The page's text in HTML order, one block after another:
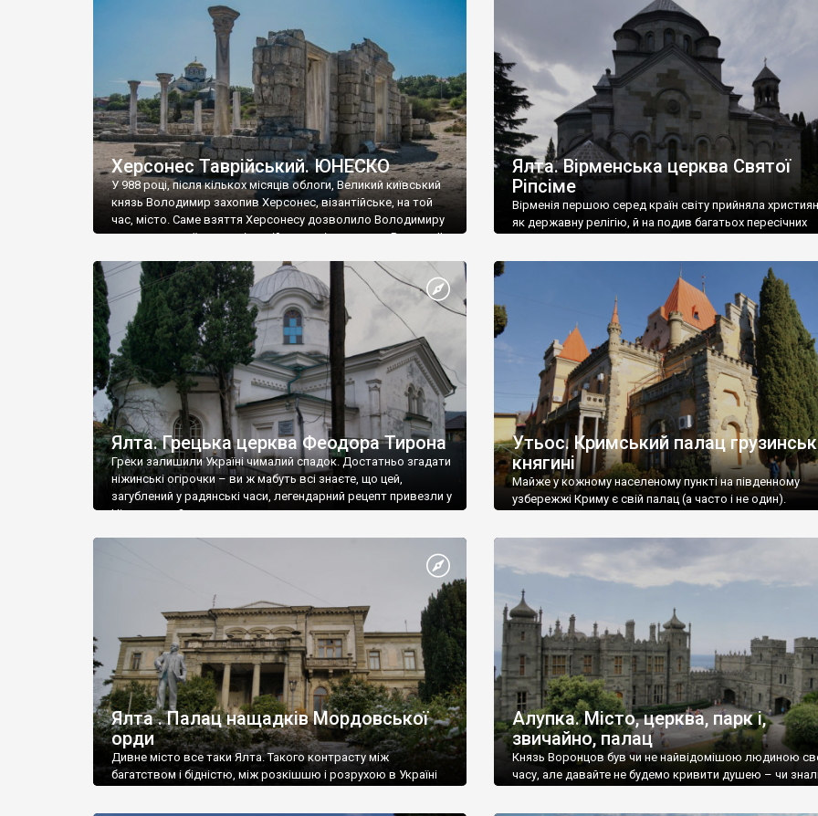
візантійської доби. Раритети викрадені з фондів об’єкту
культурної спадщини ЮНЕСКО «Херсонеса Таврійського».
Офіційно – на виставку «Золото Візантії», але експерти та
влада в Україні вважають це лише […]
називаються «повстяками» (postaki)…” “Вино. Крим
виробляє відмінне вино і його вдосталь: воно все
легке біле і дуже […]
Херсонес Таврійський. ЮНЕСКО
У 988 році, після кількох місяців облоги, Великий київський
князь Володимир захопив Херсонес, візантійське, на той
час, місто. Саме взяття Херсонесу дозволило Володимиру
диктувати свої умови візантійському імператору Василю ІІ,
Херсонесі Володимир-язичник, став Василем-
християнином. А потім було Хрещення Русі. На честь
Херсонесу Таврійського названо місто […]
Ялта. Вірменська церква Святої
Ріпсіме
Вірменія першою серед країн світу прийняла
як державну релігію, й на подив багатьох пересічних
Ялта. Грецька церква Феодора Тирона
Греки залишили Україні чималий спадок. Достатньо згадати
ніжинські огірочки – ви ж мабуть всі знаєте, що цей,
загублений у радянські часи, легендарний рецепт привезли у
Ніжин греки?
Утьос. Кримський палац
княгині
Майже у кожному населеному пункті на південному
узбережжі Криму є свій палац (а часто і не один).
Ялта . Палац нащадків Мордовської
орди
Дивне місто все таки Ялта. Такого контрасту між
багатством і бідністю, між розкішшю і розрухою в Україні
Алупка. Місто, церква, парк і,
звичайно, палац
Князь Воронцов був чи не найвідомішою людиною
часу, але давайте не будемо кривити душею – чи